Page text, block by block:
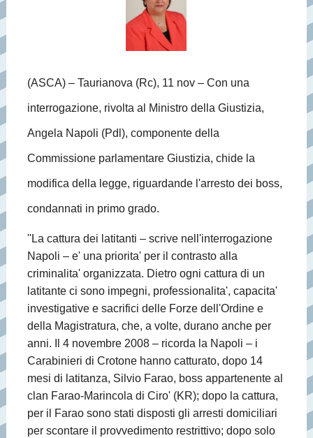
(ASCA) – Taurianova (Rc), 11 nov – Con una
interrogazione, rivolta al Ministro della Giustizia,
Angela Napoli (Pdl), componente della
Commissione parlamentare Giustizia, chide la
modifica della legge, riguardande l'arresto dei boss,
condannati in primo grado.
''La cattura dei latitanti – scrive nell'interrogazione
Napoli – e' una priorita' per il contrasto alla
criminalita' organizzata. Dietro ogni cattura di un
latitante ci sono impegni, professionalita', capacita'
investigative e sacrifici delle Forze dell'Ordine e
della Magistratura, che, a volte, durano anche per
anni. Il 4 novembre 2008 – ricorda la Napoli – i
Carabinieri di Crotone hanno catturato, dopo 14
mesi di latitanza, Silvio Farao, boss appartenente al
clan Farao-Marincola di Ciro' (KR); dopo la cattura,
per il Farao sono stati disposti gli arresti domiciliari
per scontare il provvedimento restrittivo; dopo solo